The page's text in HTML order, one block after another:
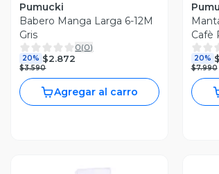
Pumucki
Babero Manga Larga 6-12M
Gris
0(0)
20% $2.872
$3.590
Agregar al carro
Cafè
20%
$7.990